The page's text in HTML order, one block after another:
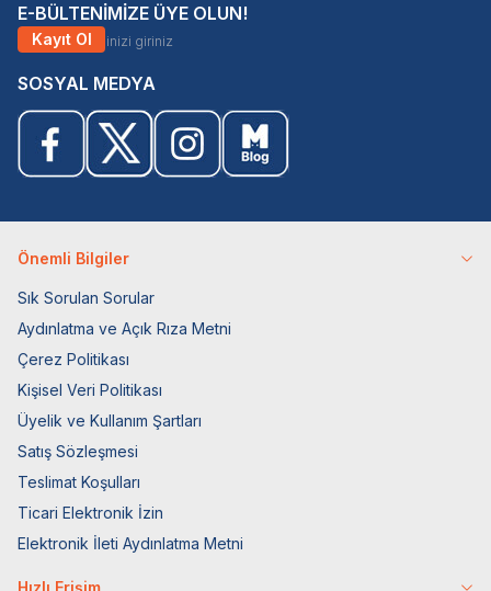
E-BÜLTENİMİZE ÜYE OLUN!
Kayıt Ol
SOSYAL MEDYA
Önemli Bilgiler
Sık Sorulan Sorular
Aydınlatma ve Açık Rıza Metni
Çerez Politikası
Kişisel Veri Politikası
Üyelik ve Kullanım Şartları
Satış Sözleşmesi
Teslimat Koşulları
Ticari Elektronik İzin
Elektronik İleti Aydınlatma Metni
Hızlı Erişim